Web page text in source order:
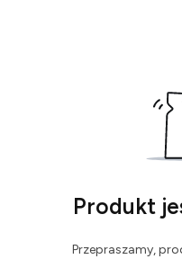
Produkt
Przepraszamy,